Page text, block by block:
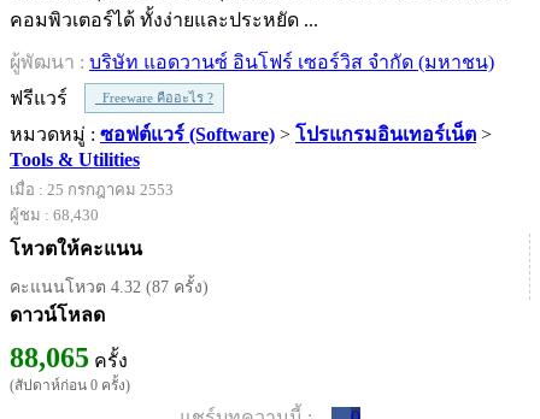
คอมพิวเตอร์ได้ ทั้งง่ายและประหยัด ...
ผู้พัฒนา : บริษัท แอดวานซ์ อินโฟร์ เซอร์วิส จำกัด (มหาชน)
ฟรีแวร์
Freeware คืออะไร ?
หมวดหมู่ : ซอฟต์แวร์ (Software) > โปรแกรมอินเทอร์เน็ต >
Tools & Utilities
เมื่อ : 25 กรกฎาคม 2553
ผู้ชม : 68,430
โหวตให้คะแนน
คะแนนโหวต 4.32 (87 ครั้ง)
ดาวน์โหลด
88,065 ครั้ง
(สัปดาห์ก่อน 0 ครั้ง)